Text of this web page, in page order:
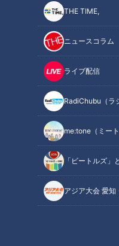
THE TIME,
ニュースコラム
ライブ配信
RadiChubu（ラ
me:tone（ミート
「ビートルズ」
アジア大会 愛知
岐阜市の藍川小・藍川
減 クラス替えができな
小学校と中学校を統合
を開校
東海３県初の義務教育
少子化の中「新しい仕
オススメ関連コンテンツ
岐阜市の藍川小・
徒数が半減 クラス